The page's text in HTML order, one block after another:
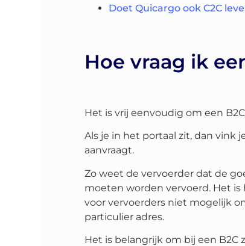
Doet Quicargo ook C2C
Hoe vraag ik
Het is vrij eenvoudig om een
Als je in het portaal zit, dan vink
aanvraagt.
Zo weet de vervoerder dat de
moeten worden vervoerd. Het
voor vervoerders niet mogelijk
particulier adres.
Het is belangrijk om bij een